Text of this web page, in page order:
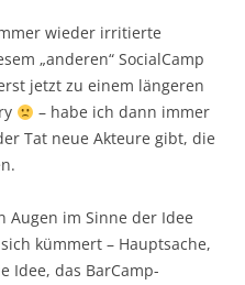
wieder irritierte
„anderen“ SocialCamp
jetzt zu einem längeren
– habe ich dann immer
Tat neue Akteure gibt, die
Augen im Sinne der Idee
kümmert – Hauptsache,
Idee, das BarCamp-